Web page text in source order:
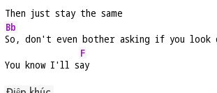
Then just stay the same
Bb
So, don't even bother asking if you look
You know I'll s
F
ay